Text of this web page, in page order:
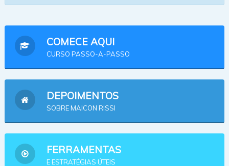
COMECE AQUI
CURSO PASSO-A-PASSO
DEPOIMENTOS
SOBRE MAICON RISSI
FERRAMENTAS
E ESTRATÉGIAS ÚTEIS